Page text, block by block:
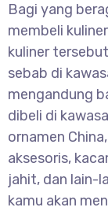
Bagi yang
membeli
kuliner
sebab di
mengandung
dibeli di
ornamen
aksesoris,
jahit, dan lain-
kamu akan